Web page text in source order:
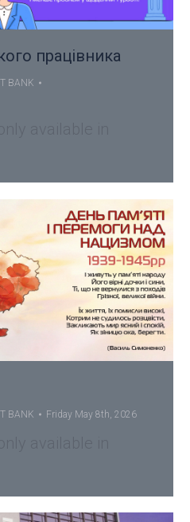
працівника
BANK
BANK Friday May 8th, 2026